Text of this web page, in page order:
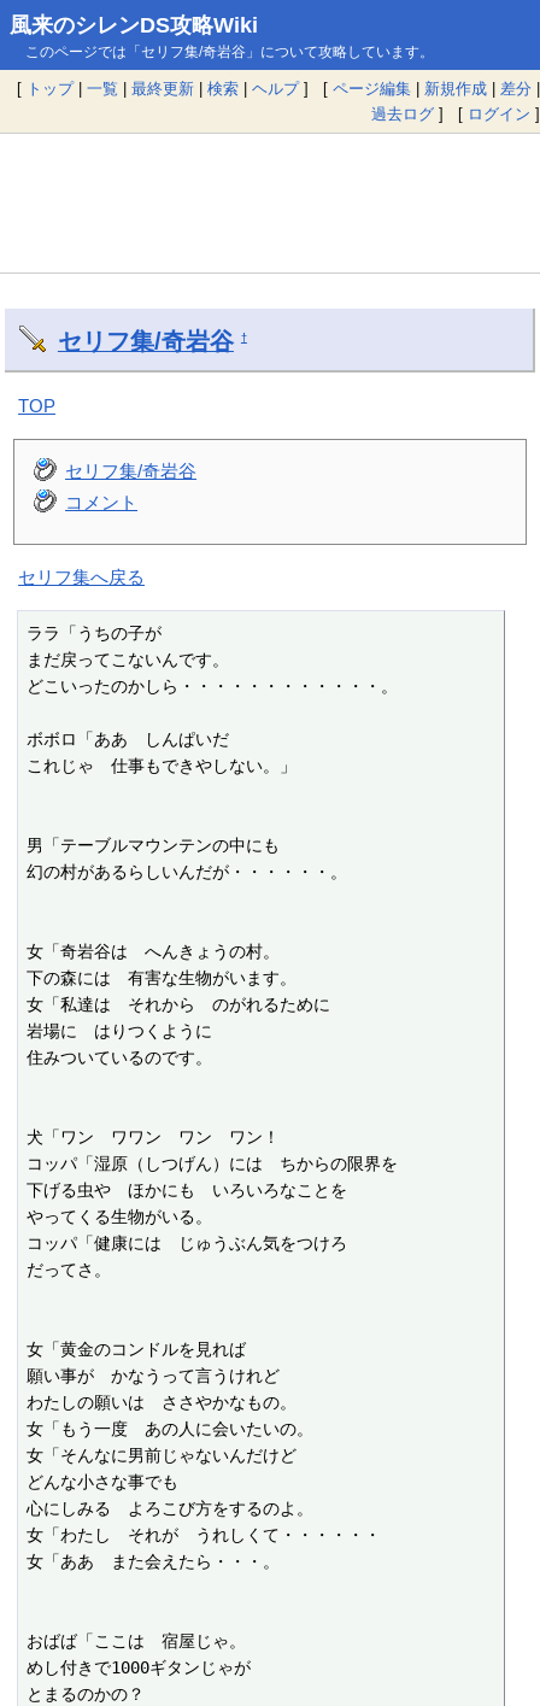
風来のシレンDS攻略Wiki
このページでは「セリフ集/奇岩谷」について攻略しています。
[ トップ| 一覧 | 最終更新 | 検索 | ヘルプ] [ ページ編集 | 新規作成 | 差分 |
過去ログ ] [ ログイン ]
セリフ集/奇岩谷 †
TOP
セリフ集/奇岩谷
コメント
セリフ集へ戻る
ララ「うちの子が
まだ戻ってこないんです。
どこいったのかしら・・・・・・・・・・・・。
ボボロ「ああ　しんぱいだ
これじゃ　仕事もできやしない。」
男「テーブルマウンテンの中にも
幻の村があるらしいんだが・・・・・・。
女「奇岩谷は　へんきょうの村。
下の森には　有害な生物がいます。
女「私達は　それから　のがれるために
岩場に　はりつくように
住みついているのです。
犬「ワン　ワワン　ワン　ワン！
コッパ「湿原（しつげん）には　ちからの限界を
下げる虫や　ほかにも　いろいろなことを
やってくる生物がいる。
コッパ「健康には　じゅうぶん気をつけろ
だってさ。
女「黄金のコンドルを見れば
願い事が　かなうって言うけれど
わたしの願いは　ささやかなもの。
女「もう一度　あの人に会いたいの。
女「そんなに男前じゃないんだけど
どんな小さな事でも
心にしみる　よろこび方をするのよ。
女「わたし　それが　うれしくて・・・・・・
女「ああ　また会えたら・・・。
おばば「ここは　宿屋じゃ。
めし付きで1000ギタンじゃが
とまるのかの？